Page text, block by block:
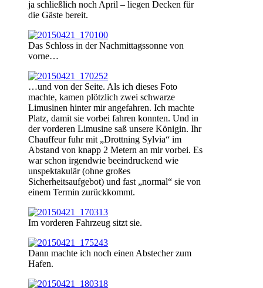
ja schließlich noch April – liegen Decken für
die Gäste bereit.
Das Schloss in der Nachmittagssonne von
vorne…
…und von der Seite. Als ich dieses Foto
machte, kamen plötzlich zwei schwarze
Limusinen hinter mir angefahren. Ich machte
Platz, damit sie vorbei fahren konnten. Und in
der vorderen Limusine saß unsere Königin. Ihr
Chauffeur fuhr mit „Drottning Sylvia“ im
Abstand von knapp 2 Metern an mir vorbei. Es
war schon irgendwie beeindruckend wie
unspektakulär (ohne großes
Sicherheitsaufgebot) und fast „normal“ sie von
einem Termin zurückkommt.
Im vorderen Fahrzeug sitzt sie.
Dann machte ich noch einen Abstecher zum
Hafen.